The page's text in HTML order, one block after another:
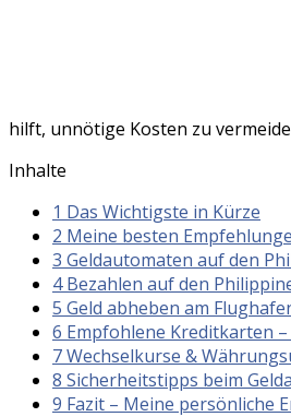
hilft, unnötige Kosten zu
Inhalte
1 Das Wichtigste in Kürze
2 Meine besten
3 Geldautomaten auf den
4Bezahlen auf den
5 Geld abheben am
6 Empfohlene Kreditkarten
7Wechselkurse &
8 Sicherheitstipps beim
9 Fazit – Meine persönliche